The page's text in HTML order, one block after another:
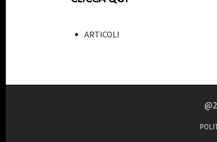
ARTICOLI